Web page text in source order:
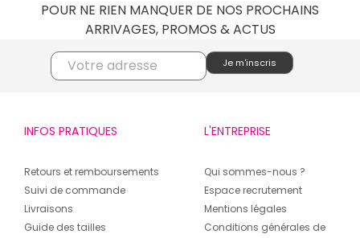
POUR NE RIEN MANQUER DE NOS PROCHAINS
ARRIVAGES, PROMOS & ACTUS
INFOS PRATIQUES
Retours et remboursements
Suivi de commande
Livraisons
Guide des tailles
L'ENTREPRISE
Qui sommes-nous ?
Espace recrutement
Mentions légales
Conditions générales de